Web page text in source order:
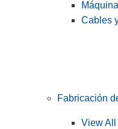
Cables
Fabricación
View All